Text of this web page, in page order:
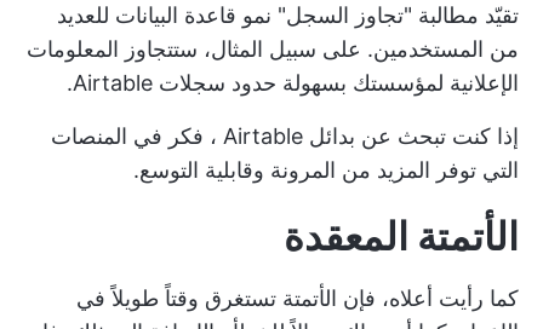
تقيّد مطالبة "تجاوز السجل" نمو قاعدة البيانات للعديد
من المستخدمين. على سبيل المثال، ستتجاوز المعلومات
الإعلانية لمؤسستك بسهولة حدود سجلات Airtable.
إذا كنت تبحث عن بدائل Airtable
، فكر في المنصات
التي توفر المزيد من المرونة وقابلية التوسع.
الأتمتة المعقدة
كما رأيت أعلاه، فإن الأتمتة تستغرق وقتاً طويلاً في